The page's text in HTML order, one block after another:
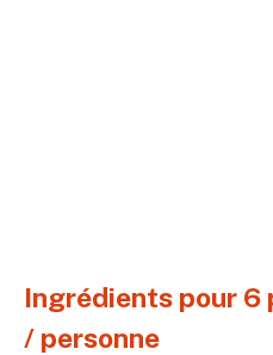
Ingrédients pour 6
/ personne